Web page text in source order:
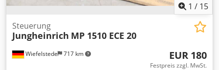
1 / 15
Wiefelstede 717 km
Steuerung
Jungheinrich MP 1510 ECE 20
EUR 180
Festpreis zzgl. MwSt.